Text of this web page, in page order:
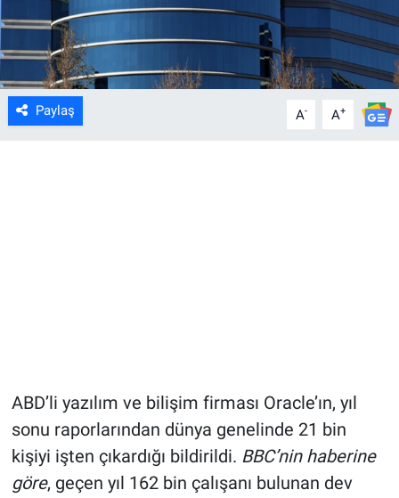
Paylaş A- A+
ABD’li yazılım ve bilişim firması Oracle’ın, yıl
sonu raporlarından dünya genelinde 21 bin
kişiyi işten çıkardığı bildirildi. BBC’nin haberine
göre, geçen yıl 162 bin çalışanı bulunan dev